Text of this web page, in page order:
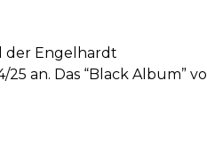
der Engelhardt
an. Das “Black Album”